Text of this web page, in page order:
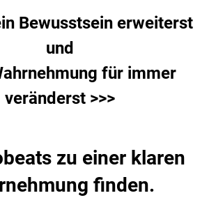
Bewusstsein erweiterst
und
für immer
veränderst >>>
zu einer klaren
finden.